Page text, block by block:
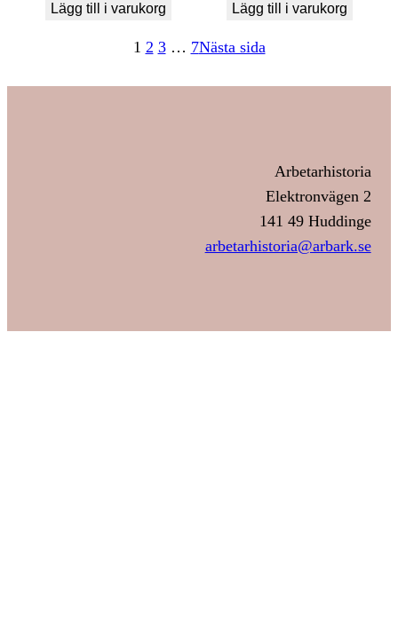
Lägg till i varukorg Lägg till i varukorg
1 2 3 … 7Nästa sida
Arbetarhistoria
Elektronvägen 2
141 49 Huddinge
arbetarhistoria@arbark.se